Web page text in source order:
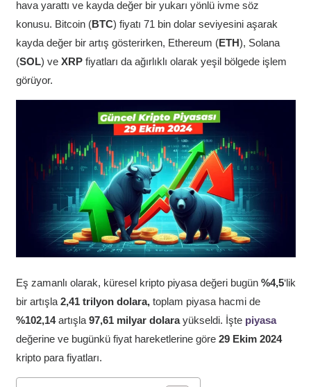
hava yarattı ve kayda değer bir yukarı yönlü ivme söz
konusu. Bitcoin (BTC) fiyatı 71 bin dolar seviyesini aşarak
kayda değer bir artış gösterirken, Ethereum (ETH), Solana
(SOL) ve XRPfiyatları da ağırlıklı olarak yeşil bölgede işlem
görüyor.
Eş zamanlı olarak, küresel kripto piyasa değeri bugün %4,5‘lik
bir artışla 2,41 trilyon dolara,toplam piyasa hacmi de
%102,14artışla 97,61 milyar dolarayükseldi. İşte piyasa
değerine ve bugünkü fiyat hareketlerine göre 29 Ekim 2024
kripto para fiyatları.